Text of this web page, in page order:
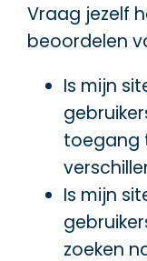
Vraag jezelf
beoordelen
Is mijn
toegang
Is mijn
zoeken